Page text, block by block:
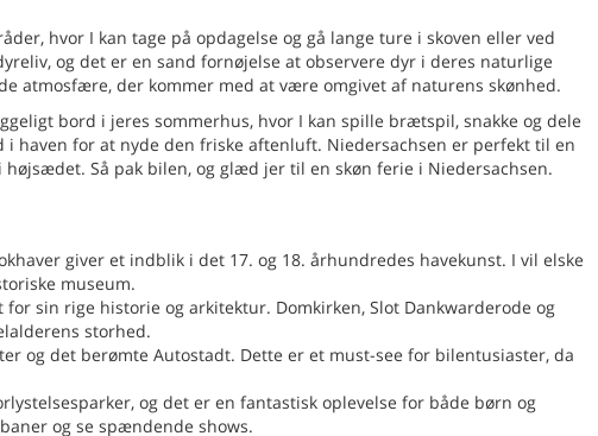
hvor I kan tage på opdagelse og gå lange ture i skoven eller ved
og det er en sand fornøjelse at observere dyr i deres naturlige
atmosfære, der kommer med at være omgivet af naturens skønhed.
bord i jeres sommerhus, hvor I kan spille brætspil, snakke og dele
i haven for at nyde den friske aftenluft. Niedersachsen er perfekt til en
Så pak bilen, og glæd jer til en skøn ferie i Niedersachsen.
giver et indblik i det 17. og 18. århundredes havekunst. I vil elske
museum.
sin rige historie og arkitektur. Domkirken, Slot Dankwarderode og
storhed.
og det berømte Autostadt. Dette er et must-see for bilentusiaster, da
og det er en fantastisk oplevelse for både børn og
og se spændende shows.